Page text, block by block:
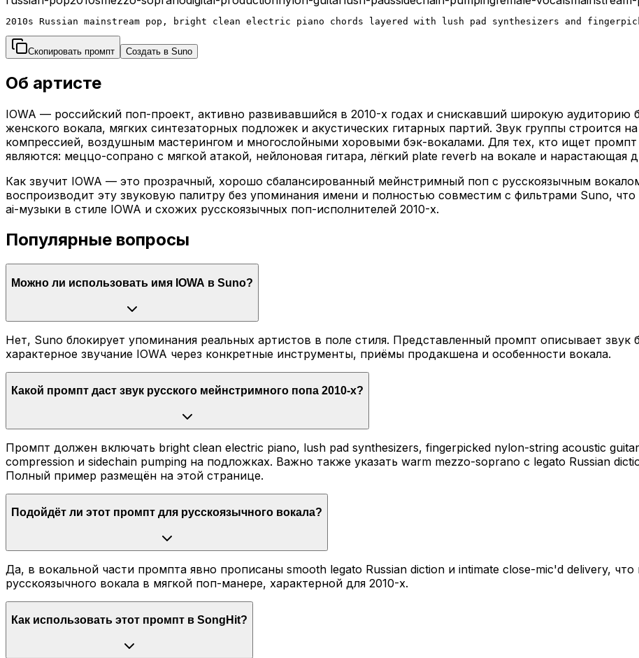
2010s Russian mainstream pop, bright clean electric piano chords layered with lush pad synthesizers and
Скопировать промпт Создать в Suno
Об артисте
IOWA — российский поп-проект, активно развивавшийся в 2010-х годах и снискавший широкую аудиторию
женского вокала, мягких синтезаторных подложек и акустических гитарных партий. Звук группы
компрессией, воздушным мастерингом и многослойными хоровыми бэк-вокалами. Для тех, кто ищет
являются: меццо-сопрано с мягкой атакой, нейлоновая гитара, лёгкий plate reverb на вокале и нарастающая
Как звучит IOWA — это прозрачный, хорошо сбалансированный мейнстримный поп с русскоязычным
воспроизводит эту звуковую палитру без упоминания имени и полностью совместим с фильтрами Suno,
ai-музыки в стиле IOWA и схожих русскоязычных поп-исполнителей 2010-х.
Популярные вопросы
Можно ли использовать имя IOWA в Suno?
Нет, Suno блокирует упоминания реальных артистов в поле стиля. Представленный промпт описывает
характерное звучание IOWA через конкретные инструменты, приёмы продакшена и особенности вокала.
Какой промпт даст звук русского мейнстримного попа 2010-х?
Промпт должен включать bright clean electric piano, lush pad synthesizers, fingerpicked nylon-string acoustic
compression и sidechain pumping на подложках. Важно также указать warm mezzo-soprano с legato Russian
Полный пример размещён на этой странице.
Подойдёт ли этот промпт для русскоязычного вокала?
Да, в вокальной части промпта явно прописаны smooth legato Russian diction и intimate close-mic'd delivery,
русскоязычного вокала в мягкой поп-манере, характерной для 2010-х.
Как использовать этот промпт в SongHit?